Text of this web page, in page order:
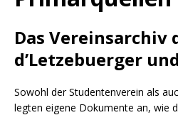
Das Vereinsarchiv
d’Letzebuerger
Sowohl der Studentenverein als
legten eigene Dokumente an, wie